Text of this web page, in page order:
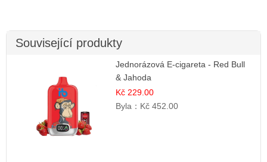
Související produkty
Jednorázová E-cigareta - Red Bull
& Jahoda
Kč 229.00
Byla： Kč 452.00